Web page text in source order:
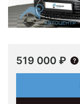
519 000 ₽